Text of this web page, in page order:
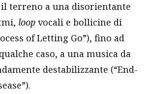
terreno a una disorientante
loop vocali e bollicine di
of Letting Go”), fino ad
caso, a una musica da
destabilizzante (“End-